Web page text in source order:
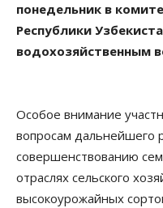
понедельник в
Республики
водохозяйственным
Особое внимание
вопросам дальнейшего
совершенствованию
отраслях сельского
высокоурожайных